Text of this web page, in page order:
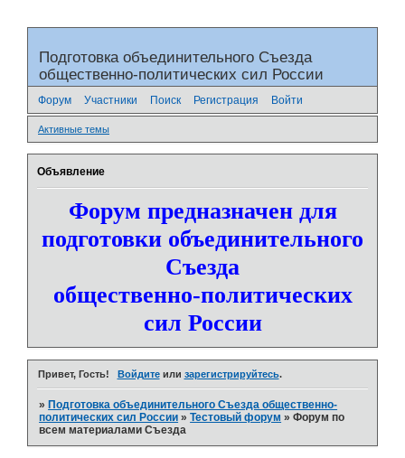
Подготовка объединительного Съезда
общественно-политических сил России
Форум Участники Поиск Регистрация Войти
Активные темы
Объявление
Форум предназначен для
подготовки объединительного
Съезда
общественно-политических
сил России
Привет, Гость! Войдитеили зарегистрируйтесь.
» Подготовка объединительного Съезда общественно-
политических сил России »Тестовый форум »Форум по
всем материалами Съезда